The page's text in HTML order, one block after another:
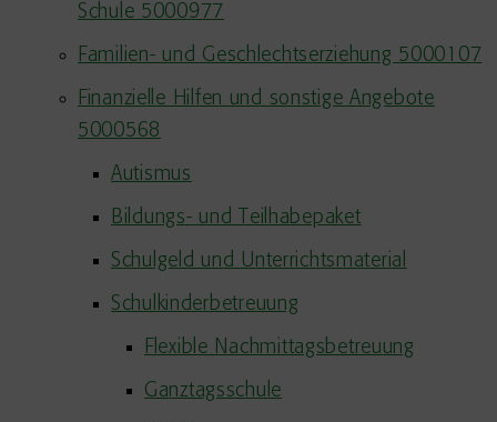
Schule 5000977
Familien- und Geschlechtserziehung 5000107
Finanzielle Hilfen und sonstige Angebote
5000568
Autismus
Bildungs- und Teilhabepaket
Schulgeld und Unterrichtsmaterial
Schulkinderbetreuung
Flexible Nachmittagsbetreuung
Ganztagsschule